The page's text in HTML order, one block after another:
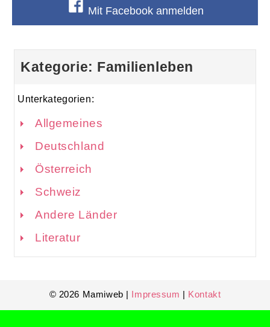
Mit Facebook anmelden
Kategorie: Familienleben
Unterkategorien:
Allgemeines
Deutschland
Österreich
Schweiz
Andere Länder
Literatur
© 2026 Mamiweb | Impressum | Kontakt